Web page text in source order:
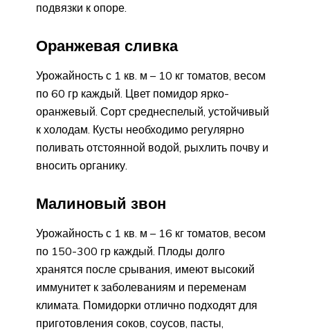
подвязки к опоре.
Оранжевая сливка
Урожайность с 1 кв. м – 10 кг томатов, весом
по 60 гр каждый. Цвет помидор ярко-
оранжевый. Сорт среднеспелый, устойчивый
к холодам. Кусты необходимо регулярно
поливать отстоянной водой, рыхлить почву и
вносить органику.
Малиновый звон
Урожайность с 1 кв. м – 16 кг томатов, весом
по 150-300 гр каждый. Плоды долго
хранятся после срывания, имеют высокий
иммунитет к заболеваниям и переменам
климата. Помидорки отлично подходят для
приготовления соков, соусов, пасты,